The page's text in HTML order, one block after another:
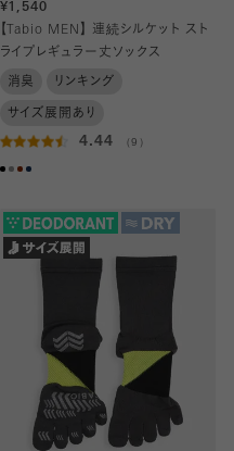
¥1,540
【Tabio MEN】 連続シルケット スト
ライプレギュラー丈ソックス
消臭 リンキング
サイズ展開あり
4.44 （9）